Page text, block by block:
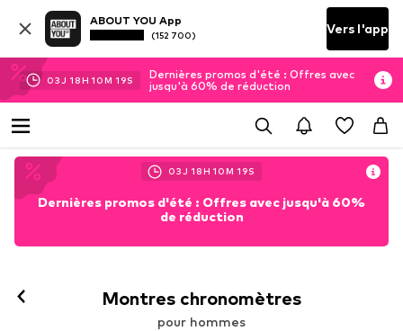
ABOUT YOU App
(152 700) Vers l'app
03J 18H 10M 17S
Dernières promos d'été : Offres avec
jusqu'à 60% de réduction
03J 18H 10M 17S
Dernières promos d'été : Offres avec jusqu'à 60%
de réduction
Montres chronomètres
pour hommes